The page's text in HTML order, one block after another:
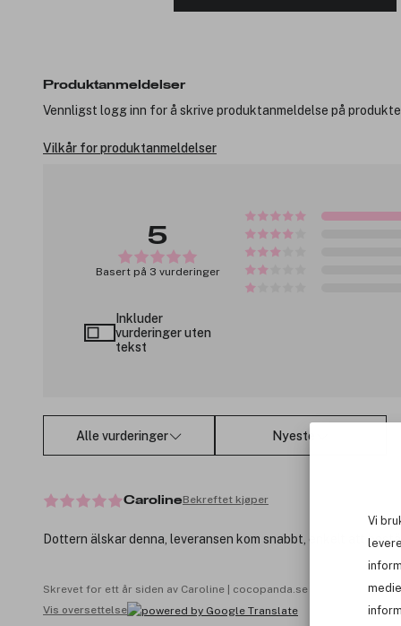
Vi
Produktanmeldelser
Vennligst logg inn for å skrive produktanmeldelse på
Vilkår for produktanmeldelser
5
Basert på 3 vurderinger
Inkluder
vurderinger uten
tekst
Alle vurderinger Nyeste
CarolineBekreftet kjøper
Dottern älskar denna, leveransen kom snabbt, enkelt att
Skrevet for ett år siden av Caroline | cocopanda.se
Vis oversettelse